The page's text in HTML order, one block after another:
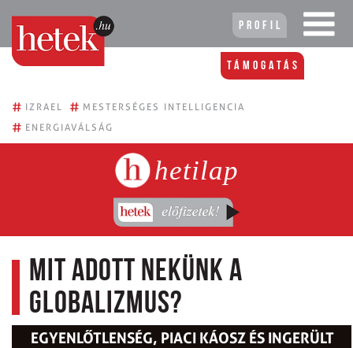
Profil
Támogatás
# IZRAEL # MESTERSÉGES INTELLIGENCIA
# ENERGIAVÁLSÁG
hetilap
Mit adott nekünk a
globalizmus?
EGYENLŐTLENSÉG, PIACI KÁOSZ ÉS INGERÜLT